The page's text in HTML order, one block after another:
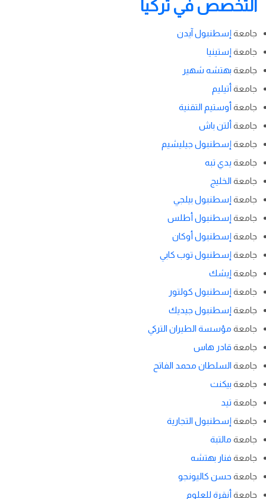
التخصص في تركيا
جامعة إسطنبول آيدن
جامعة إستينيا
جامعة بهتشه شهير
جامعة أتيليم
جامعة أوستيم التقنية
جامعة ألتن باش
جامعة إسطنبول جيليشيم
جامعة يدي تبه
جامعة الخليج
جامعة إسطنبول بيلجي
جامعة إسطنبول أطلس
جامعة إسطنبول أوكان
جامعة إسطنبول توب كابي
جامعة إيشك
جامعة إسطنبول كولتور
جامعة إسطنبول جيديك
جامعة مؤسسة الطيران التركي
جامعة قادر هاس
جامعة السلطان محمد الفاتح
جامعة بيكنت
جامعة تيد
جامعة إسطنبول التجارية
جامعة مالتبة
جامعة فنار بهتشه
جامعة حسن كاليونجو
جامعة أنقرة للعلوم